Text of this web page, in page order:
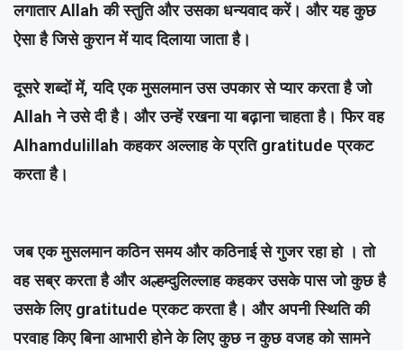
लगातार Allah की स्तुति और उसका धन्यवाद करें। और यह कुछ
ऐसा है जिसे कुरान में याद दिलाया जाता है।
दूसरे शब्दों में, यदि एक मुसलमान उस उपकार से प्यार करता है जो
Allah ने उसे दी है। और उन्हें रखना या बढ़ाना चाहता है। फिर वह
Alhamdulillah कहकर अल्लाह के प्रति gratitude प्रकट
करता है।
जब एक मुसलमान कठिन समय और कठिनाई से गुजर रहा हो । तो
वह सब्र करता है और अल्हम्दुलिल्लाह कहकर उसके पास जो कुछ है
उसके लिए gratitude प्रकट करता है। और अपनी स्थिति की
परवाह किए बिना आभारी होने के लिए कुछ न कुछ वजह को सामने